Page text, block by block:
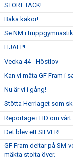
STORT TACK!
Baka kakor!
Se NM i
HJÄLP!
Vecka 44 - Höstlov
Kan vi mäta GF Fram i
Nu är vi i gång!
Stötta Herrlaget som
Reportage i HD om vårt
Det blev ett SILVER!
GF Fram deltar på SM-
mäkta stolta över.